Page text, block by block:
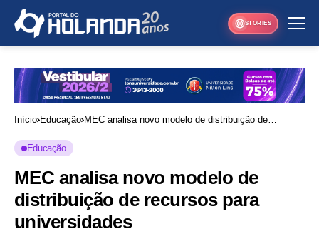
STORIES
Início Educação MEC analisa novo modelo de distribuição de
Educação
MEC analisa novo modelo de
distribuição de recursos para
universidades